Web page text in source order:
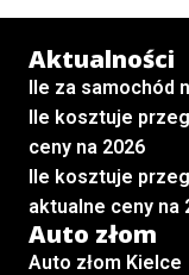
Aktualności
Ile za samochód
Ile kosztuje
ceny na 2026
Ile kosztuje
aktualne ceny na
Auto złom
Auto złom Kielce